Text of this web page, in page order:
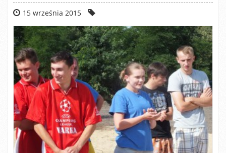
15 września 2015